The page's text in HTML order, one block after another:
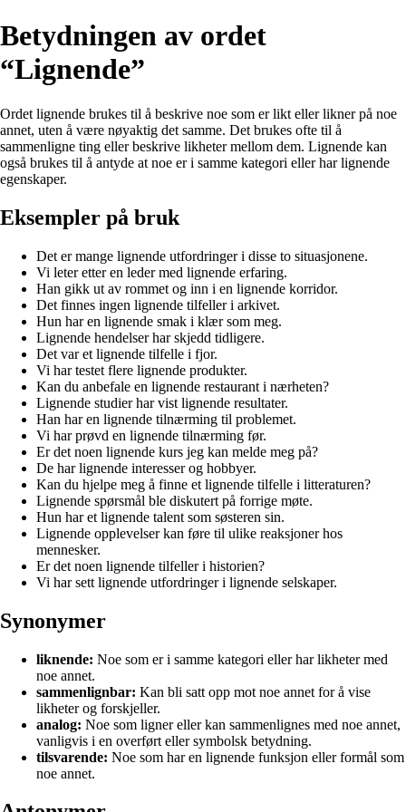
Betydningen av ordet
“Lignende”
Ordet lignende brukes til å beskrive noe som er likt eller likner på noe
annet, uten å være nøyaktig det samme. Det brukes ofte til å
sammenligne ting eller beskrive likheter mellom dem. Lignende kan
også brukes til å antyde at noe er i samme kategori eller har lignende
egenskaper.
Eksempler på bruk
Det er mange lignende utfordringer i disse to situasjonene.
Vi leter etter en leder med lignende erfaring.
Han gikk ut av rommet og inn i en lignende korridor.
Det finnes ingen lignende tilfeller i arkivet.
Hun har en lignende smak i klær som meg.
Lignende hendelser har skjedd tidligere.
Det var et lignende tilfelle i fjor.
Vi har testet flere lignende produkter.
Kan du anbefale en lignende restaurant i nærheten?
Lignende studier har vist lignende resultater.
Han har en lignende tilnærming til problemet.
Vi har prøvd en lignende tilnærming før.
Er det noen lignende kurs jeg kan melde meg på?
De har lignende interesser og hobbyer.
Kan du hjelpe meg å finne et lignende tilfelle i litteraturen?
Lignende spørsmål ble diskutert på forrige møte.
Hun har et lignende talent som søsteren sin.
Lignende opplevelser kan føre til ulike reaksjoner hos
mennesker.
Er det noen lignende tilfeller i historien?
Vi har sett lignende utfordringer i lignende selskaper.
Synonymer
liknende: Noe som er i samme kategori eller har likheter med
noe annet.
sammenlignbar: Kan bli satt opp mot noe annet for å vise
likheter og forskjeller.
analog: Noe som ligner eller kan sammenlignes med noe annet,
vanligvis i en overført eller symbolsk betydning.
tilsvarende: Noe som har en lignende funksjon eller formål som
noe annet.